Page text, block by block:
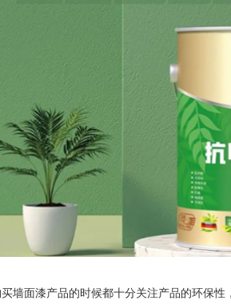
墙面漆产品的时候都十分关注产品的环保